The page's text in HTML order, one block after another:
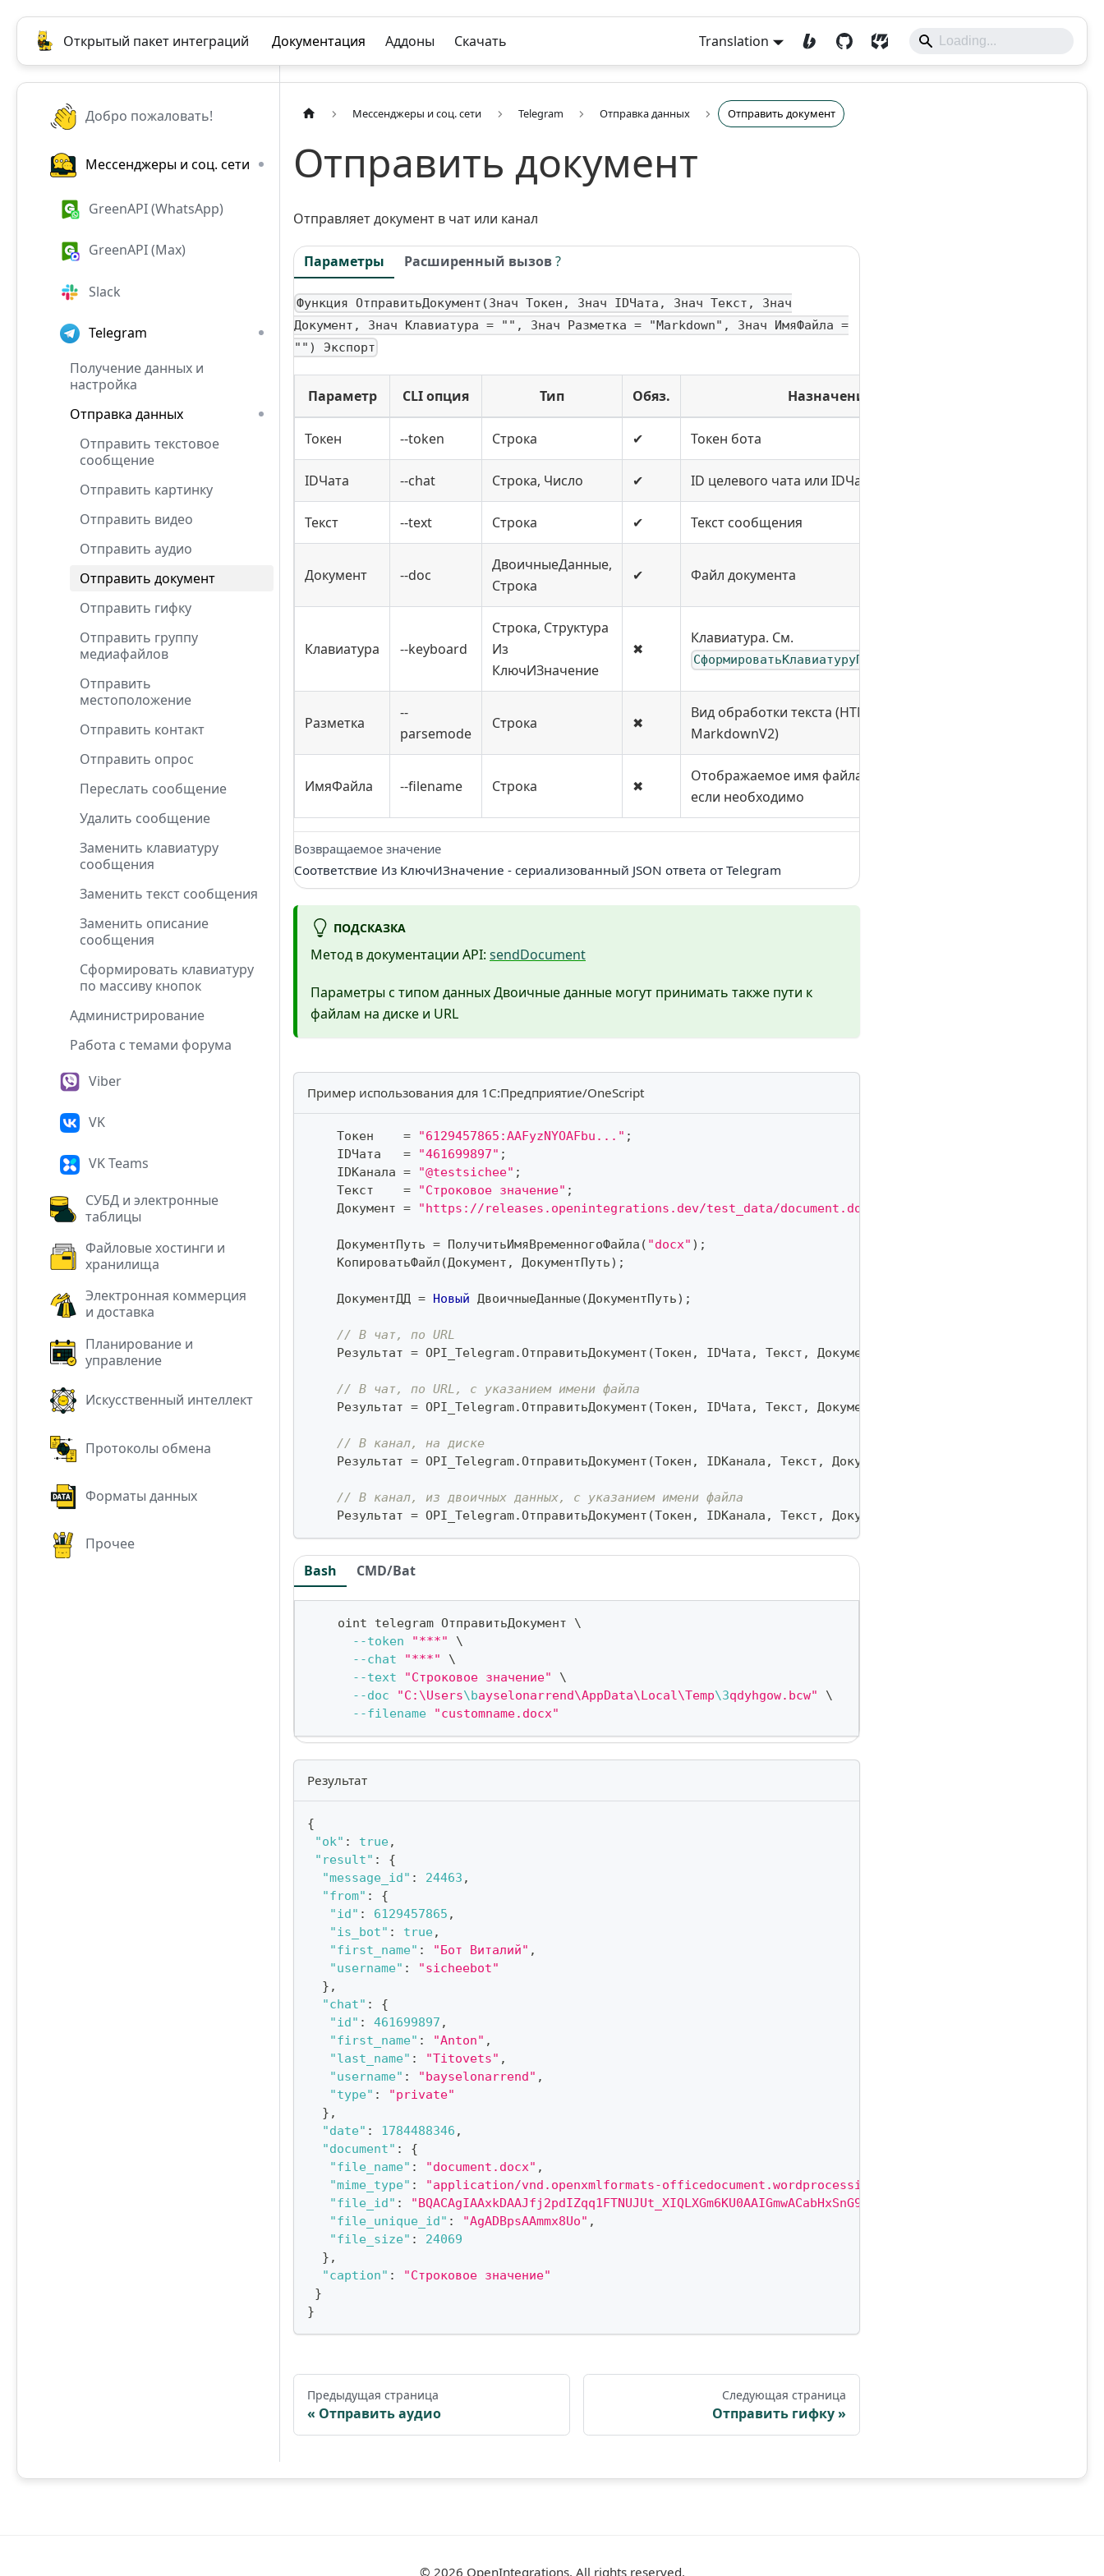
Открытый пакет интеграций Документация Аддоны Скачать Translation
Добро пожаловать!
Мессенджеры и соц. сети
GreenAPI (WhatsApp)
GreenAPI (Max)
Slack
Telegram
Получение данных и
настройка
Отправка данных
Отправить текстовое
сообщение
Отправить картинку
Отправить видео
Отправить аудио
Отправить документ
Отправить гифку
Отправить группу
медиафайлов
Отправить
местоположение
Отправить контакт
Отправить опрос
Переслать сообщение
Удалить сообщение
Заменить клавиатуру
сообщения
Заменить текст сообщения
Заменить описание
сообщения
Сформировать клавиатуру
по массиву кнопок
Администрирование
Работа с темами форума
Viber
VK
VK Teams
СУБД и электронные
таблицы
Файловые хостинги и
хранилища
Электронная коммерция
и доставка
Планирование и
управление
Искусственный интеллект
Протоколы обмена
Форматы данных
Прочее
Мессенджеры и соц. сети Telegram Отправка данных Отправить документ
Отправить документ
Отправляет документ в чат или канал
Параметры Расширенный вызов?
Функция ОтправитьДокумент(Знач Токен, Знач IDЧата, Знач Текст, Знач
Документ, Знач Клавиатура = "", Знач Разметка = "Markdown", Знач ИмяФайла =
"") Экспорт
Параметр CLI опция Тип Обяз. Назначение
Токен --token Строка ✔ Токен бота
IDЧата --chat Строка, Число ✔ ID целевого чата или IDЧата*IDТемы
Текст --text Строка ✔ Текст сообщения
Документ --doc
ДвоичныеДанные,
Строка
✔ Файл документа
Клавиатура --keyboard
Строка, Структура
Из
КлючИЗначение
✖
Клавиатура. См.
СформироватьКлавиатуруПоМассивуКнопок
Разметка
--
parsemode
Строка ✖
Вид обработки текста (HTML, Markdown,
MarkdownV2)
ИмяФайла --filename Строка ✖
Отображаемое имя файла c расширением,
если необходимо
Возвращаемое значение
Соответствие Из КлючИЗначение - сериализованный JSON ответа от Telegram
ПОДСКАЗКА
Метод в документации API: sendDocument
Параметры с типом данных Двоичные данные могут принимать также пути к
файлам на диске и URL
Пример использования для 1С:Предприятие/OneScript
    Токен
= "6129457865:AAFyzNYOAFbu..." ;
    IDЧата
= "461699897" ;
    IDКанала
= "@testsichee" ;
    Текст
= "Строковое значение" ;
    Документ
= "https://releases.openintegrations.dev/test_data/document.docx"
    ДокументПуть
= ПолучитьИмяВременногоФайла ( "docx" ) ;
    КопироватьФайл
(Документ , ДокументПуть) ;
    ДокументДД
= Новый ДвоичныеДанные(ДокументПуть) ;
// В чат, по URL
    Результат
= OPI_Telegram.ОтправитьДокумент (Токен , IDЧата , Текст , Документ
// В чат, по URL, с указанием имени файла
    Результат
= OPI_Telegram.ОтправитьДокумент (Токен , IDЧата , Текст , Документ
// В канал, на диске
    Результат
= OPI_Telegram.ОтправитьДокумент (Токен , IDКанала , Текст , ДокументПуть
// В канал, из двоичных данных, с указанием имени файла
    Результат
= OPI_Telegram.ОтправитьДокумент (Токен , IDКанала , Текст , ДокументДД
Bash CMD/Bat
    oint telegram ОтправитьДокумент
\
--token
"***"
\
--chat
"***"
\
--text
"Строковое значение"
\
--doc
"C:\Users\bayselonarrend\AppData\Local\Temp\3qdyhgow.bcw"
\
--filename
"customname.docx"
Результат
{
"ok" : true,
"result" :
{
"message_id" : 24463 ,
"from" :
{
"id" : 6129457865 ,
"is_bot" : true,
"first_name" : "Бот Виталий" ,
"username" :
"sicheebot"
} ,
"chat" :
{
"id" : 461699897 ,
"first_name" : "Anton" ,
"last_name" : "Titovets" ,
"username" : "bayselonarrend" ,
"type" :
"private"
} ,
"date" : 1784488346 ,
"document" :
{
"file_name" : "document.docx" ,
"mime_type" : "application/vnd.openxmlformats-officedocument.wordprocessingml.document"
"file_id" : "BQACAgIAAxkDAAJfj2pdIZqq1FTNUJUt_XIQLXGm6KU0AAIGmwACabHxSnG9wcP6IulWPQQ"
"file_unique_id" : "AgADBpsAAmmx8Uo" ,
"file_size" :
24069
} ,
"caption" :
"Строковое значение"
}
}
Предыдущая страница
Отправить аудио
Следующая страница
Отправить гифку
© 2026 OpenIntegrations. All rights reserved.